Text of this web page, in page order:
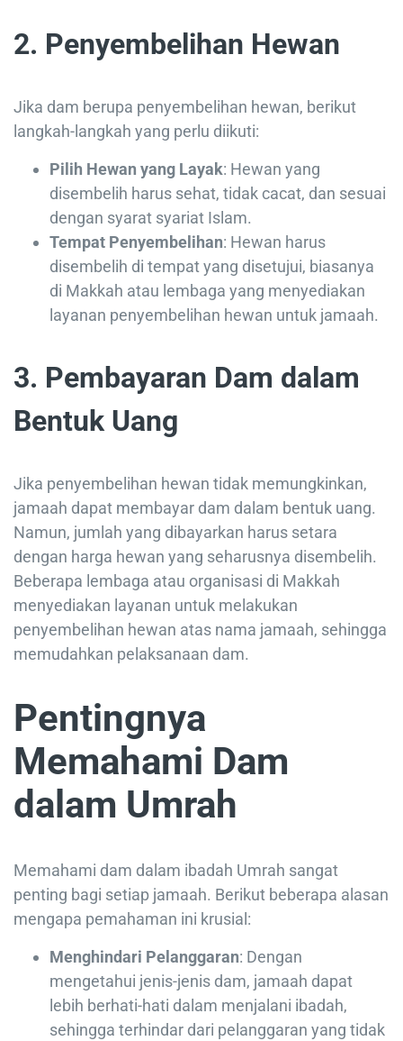
2. Penyembelihan Hewan
Jika dam berupa penyembelihan hewan, berikut
langkah-langkah yang perlu diikuti:
Pilih Hewan yang Layak: Hewan yang
disembelih harus sehat, tidak cacat, dan sesuai
dengan syarat syariat Islam.
Tempat Penyembelihan: Hewan harus
disembelih di tempat yang disetujui, biasanya
di Makkah atau lembaga yang menyediakan
layanan penyembelihan hewan untuk jamaah.
3. Pembayaran Dam dalam
Bentuk Uang
Jika penyembelihan hewan tidak memungkinkan,
jamaah dapat membayar dam dalam bentuk uang.
Namun, jumlah yang dibayarkan harus setara
dengan harga hewan yang seharusnya disembelih.
Beberapa lembaga atau organisasi di Makkah
menyediakan layanan untuk melakukan
penyembelihan hewan atas nama jamaah, sehingga
memudahkan pelaksanaan dam.
Pentingnya
Memahami Dam
dalam Umrah
Memahami dam dalam ibadah Umrah sangat
penting bagi setiap jamaah. Berikut beberapa alasan
mengapa pemahaman ini krusial:
Menghindari Pelanggaran: Dengan
mengetahui jenis-jenis dam, jamaah dapat
lebih berhati-hati dalam menjalani ibadah,
sehingga terhindar dari pelanggaran yang tidak